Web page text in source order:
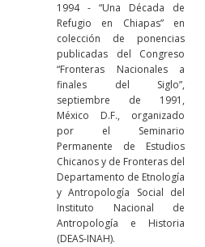
1994 - “Una Década de
Refugio en Chiapas” en
colección de ponencias
publicadas del Congreso
“Fronteras Nacionales a
finales del Siglo”,
septiembre de 1991,
México D.F., organizado
por el Seminario
Permanente de Estudios
Chicanos y de Fronteras del
Departamento de Etnología
y Antropología Social del
Instituto Nacional de
Antropología e Historia
(DEAS-INAH).